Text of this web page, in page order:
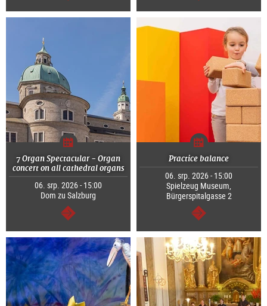
continue continue
7 Organ Spectacular - Organ
concert on all cathedral organs
06. srp. 2026 - 15:00
Dom zu Salzburg
continue
Practice balance
06. srp. 2026 - 15:00
Spielzeug Museum,
Bürgerspitalgasse 2
continue